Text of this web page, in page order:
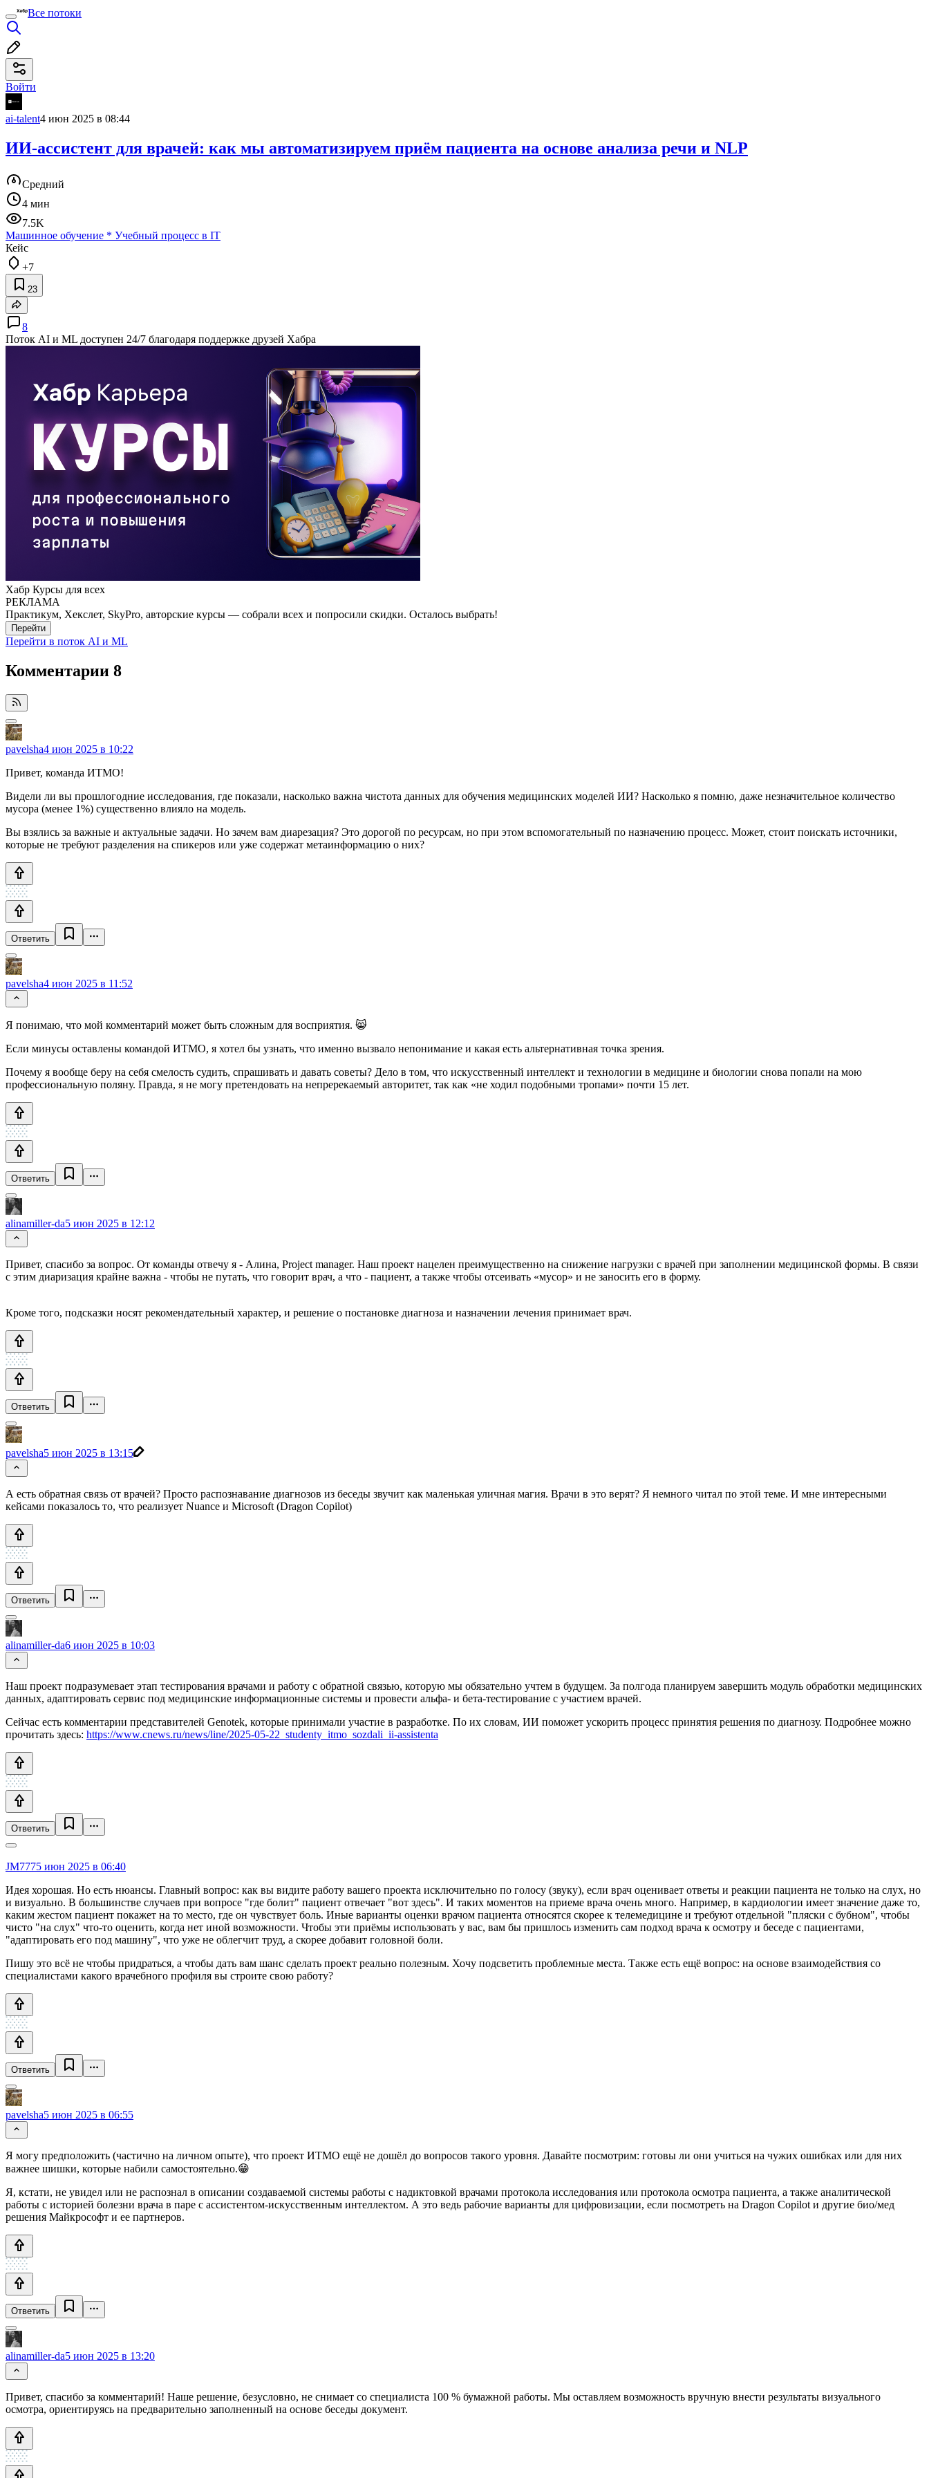
Все потоки
Войти
ai-talent4 июн 2025 в 08:44
ИИ-ассистент для врачей: как мы автоматизируем приём пациента на основе анализа речи и NLP
Средний
4 мин
7.5K
Машинное обучение * Учебный процесс в IT
Кейс
+7
23
8
Поток AI и ML доступен 24/7 благодаря поддержке друзей Хабра
Хабр Курсы для всех
РЕКЛАМА
Практикум, Хекслет, SkyPro, авторские курсы — собрали всех и попросили скидки. Осталось выбрать!
Перейти
Перейти в поток AI и ML
Комментарии 8
pavelsha4 июн 2025 в 10:22
Привет, команда ИТМО!
Видели ли вы прошлогодние исследования, где показали, насколько важна чистота данных для обучения медицинских моделей ИИ? Насколько я помню, даже незначительное количество
мусора (менее 1%) существенно влияло на модель.
Вы взялись за важные и актуальные задачи. Но зачем вам диарезация? Это дорогой по ресурсам, но при этом вспомогательный по назначению процесс. Может, стоит поискать источники,
которые не требуют разделения на спикеров или уже содержат метаинформацию о них?
Ответить
pavelsha4 июн 2025 в 11:52
Я понимаю, что мой комментарий может быть сложным для восприятия. 😸
Если минусы оставлены командой ИТМО, я хотел бы узнать, что именно вызвало непонимание и какая есть альтернативная точка зрения.
Почему я вообще беру на себя смелость судить, спрашивать и давать советы? Дело в том, что искусственный интеллект и технологии в медицине и биологии снова попали на мою
профессиональную поляну. Правда, я не могу претендовать на непререкаемый авторитет, так как «не ходил подобными тропами» почти 15 лет.
Ответить
alinamiller-da5 июн 2025 в 12:12
Привет, спасибо за вопрос. От команды отвечу я - Алина, Project manager. Наш проект нацелен преимущественно на снижение нагрузки с врачей при заполнении медицинской формы. В связи
с этим диаризация крайне важна - чтобы не путать, что говорит врач, а что - пациент, а также чтобы отсеивать «мусор» и не заносить его в форму.
Кроме того, подсказки носят рекомендательный характер, и решение о постановке диагноза и назначении лечения принимает врач.
Ответить
pavelsha5 июн 2025 в 13:15
А есть обратная связь от врачей? Просто распознавание диагнозов из беседы звучит как маленькая уличная магия. Врачи в это верят? Я немного читал по этой теме. И мне интересными
кейсами показалось то, что реализует Nuance и Microsoft (Dragon Copilot)
Ответить
alinamiller-da6 июн 2025 в 10:03
Наш проект подразумевает этап тестирования врачами и работу с обратной связью, которую мы обязательно учтем в будущем. За полгода планируем завершить модуль обработки медицинских
данных, адаптировать сервис под медицинские информационные системы и провести альфа- и бета-тестирование с участием врачей.
Сейчас есть комментарии представителей Genotek, которые принимали участие в разработке. По их словам, ИИ поможет ускорить процесс принятия решения по диагнозу. Подробнее можно
прочитать здесь: https://www.cnews.ru/news/line/2025-05-22_studenty_itmo_sozdali_ii-assistenta
Ответить
JM7775 июн 2025 в 06:40
Идея хорошая. Но есть нюансы. Главный вопрос: как вы видите работу вашего проекта исключительно по голосу (звуку), если врач оценивает ответы и реакции пациента не только на слух, но
и визуально. В большинстве случаев при вопросе "где болит" пациент отвечает "вот здесь". И таких моментов на приеме врача очень много. Например, в кардиологии имеет значение даже то,
каким жестом пациент покажет на то место, где он чувствует боль. Иные варианты оценки врачом пациента относятся скорее к телемедицине и требуют отдельной "пляски с бубном", чтобы
чисто "на слух" что-то оценить, когда нет иной возможности. Чтобы эти приёмы использовать у вас, вам бы пришлось изменить сам подход врача к осмотру и беседе с пациентами,
"адаптировать его под машину", что уже не облегчит труд, а скорее добавит головной боли.
Пишу это всё не чтобы придраться, а чтобы дать вам шанс сделать проект реально полезным. Хочу подсветить проблемные места. Также есть ещё вопрос: на основе взаимодействия со
специалистами какого врачебного профиля вы строите свою работу?
Ответить
pavelsha5 июн 2025 в 06:55
Я могу предположить (частично на личном опыте), что проект ИТМО ещё не дошёл до вопросов такого уровня. Давайте посмотрим: готовы ли они учиться на чужих ошибках или для них
важнее шишки, которые набили самостоятельно.😁
Я, кстати, не увидел или не распознал в описании создаваемой системы работы с надиктовкой врачами протокола исследования или протокола осмотра пациента, а также аналитической
работы с историей болезни врача в паре с ассистентом-искусственным интеллектом. А это ведь рабочие варианты для цифровизации, если посмотреть на Dragon Copilot и другие био/мед
решения Майкрософт и ее партнеров.
Ответить
alinamiller-da5 июн 2025 в 13:20
Привет, спасибо за комментарий! Наше решение, безусловно, не снимает со специалиста 100 % бумажной работы. Мы оставляем возможность вручную внести результаты визуального
осмотра, ориентируясь на предварительно заполненный на основе беседы документ.